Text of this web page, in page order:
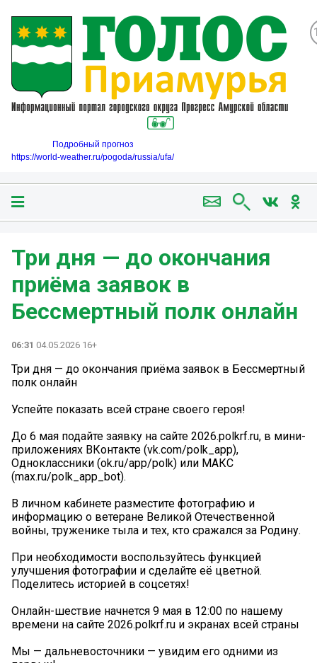
Подробный прогноз
https://world-weather.ru/pogoda/russia/ufa/
Три дня — до окончания
приёма заявок в
Бессмертный полк онлайн
06:31 04.05.2026 16+
Три дня — до окончания приёма заявок в Бессмертный
полк онлайн
Успейте показать всей стране своего героя!
До 6 мая подайте заявку на сайте 2026.polkrf.ru, в мини-
приложениях ВКонтакте (vk.com/polk_app),
Одноклассники (ok.ru/app/polk) или МАКС
(max.ru/polk_app_bot).
В личном кабинете разместите фотографию и
информацию о ветеране Великой Отечественной
войны, труженике тыла и тех, кто сражался за Родину.
При необходимости воспользуйтесь функцией
улучшения фотографии и сделайте еë цветной.
Поделитесь историей в соцсетях!
Онлайн-шествие начнется 9 мая в 12:00 по нашему
времени на сайте 2026.polkrf.ru и экранах всей страны
Мы — дальневосточники — увидим его одними из